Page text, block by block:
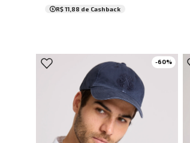
R$ 11,88 de Cashback
-60%